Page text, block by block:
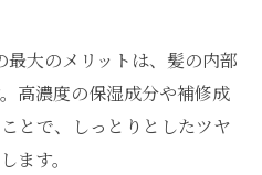
大のメリットは、髪の内部
高濃度の保湿成分や補修成
とで、しっとりとしたツヤ
ます。